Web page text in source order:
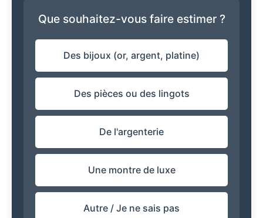
Que souhaitez-vous faire estimer ?
Des bijoux (or, argent, platine)
Des pièces ou des lingots
De l'argenterie
Une montre de luxe
Autre / Je ne sais pas